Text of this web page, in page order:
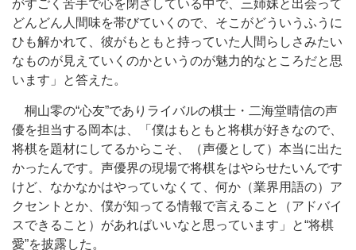
がすごく苦手で心を閉ざしている中で、三姉妹と出会って
どんどん人間味を帯びていくので、そこがどういうふうに
ひも解かれて、彼がもともと持っていた人間らしさみたい
なものが見えていくのかというのが魅力的なところだと思
います」と答えた。
桐山零の“心友”でありライバルの棋士・二海堂晴信の声
優を担当する岡本は、「僕はもともと将棋が好きなので、
将棋を題材にしてるからこそ、（声優として）本当に出た
かったんです。声優界の現場で将棋をはやらせたいんです
けど、なかなかはやっていなくて、何か（業界用語の）ア
クセントとか、僕が知ってる情報で言えること（アドバイ
スできること）があればいいなと思っています」と“将棋
愛”を披露した。